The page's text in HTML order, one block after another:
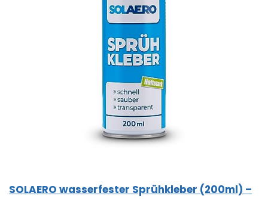
SOLAERO wasserfester Sprühkleber (200ml) –